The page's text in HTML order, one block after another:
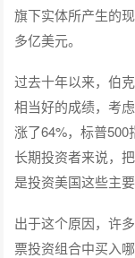
旗下实体所产生的
多亿美元。
过去十年以来，伯
相当好的成绩，考
涨了64%，标普
长期投资者来说，
是投资美国这些主
出于这个原因，许
票投资组合中买入